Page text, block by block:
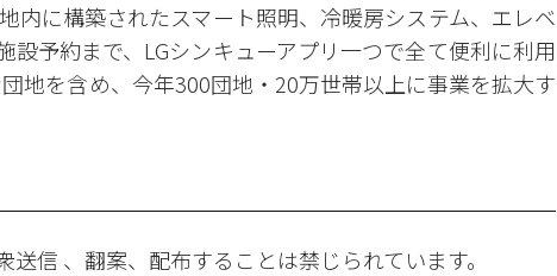
内に構築されたスマート照明、冷暖房システム、エレベ
設予約まで、LGシンキューアプリ一つで全て便利に利用
地を含め、今年300団地・20万世帯以上に事業を拡大す
信 、翻案、配布することは禁じられています。